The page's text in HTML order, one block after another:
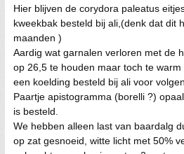
Hier blijven de corydora paleatus
kweekbak besteld bij ali,(denk dat dit
maanden )
Aardig wat garnalen verloren met de
op 26,5 te houden maar toch te
een koelding besteld bij ali voor
Paartje apistogramma (borelli ?)
is besteld.
We hebben alleen last van baardalg
op zat gesnoeid, witte licht met 50%